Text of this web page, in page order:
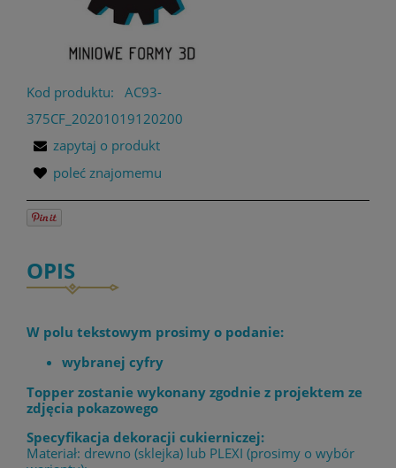
Kod produktu:
AC93-
375CF_20201019120200
zapytaj o produkt
poleć znajomemu
OPIS
W polu tekstowym prosimy o podanie:
wybranej cyfry
Topper zostanie wykonany zgodnie z projektem ze
zdjęcia pokazowego
Specyfikacja dekoracji cukierniczej:
Materiał: drewno (sklejka) lub PLEXI (prosimy o wybór